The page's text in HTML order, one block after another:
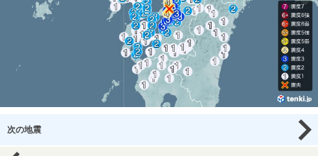
次の地震